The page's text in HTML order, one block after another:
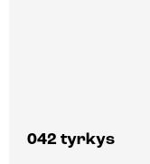
042 tyrkys